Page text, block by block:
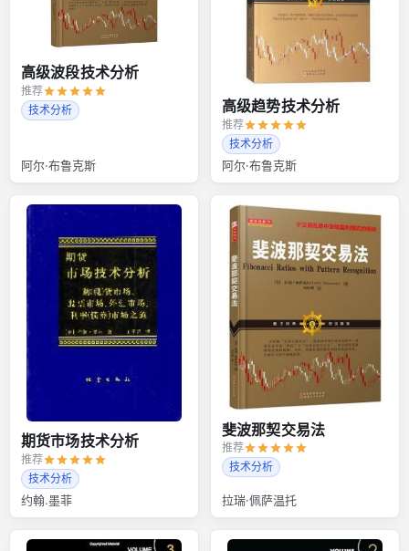
高级波段技术分析
推荐
技术分析
阿尔·布鲁克斯
高级趋势技术分析
推荐
技术分析
阿尔·布鲁克斯
期货市场技术分析
推荐
技术分析
约翰.墨菲
斐波那契交易法
推荐
技术分析
拉瑞·佩萨温托